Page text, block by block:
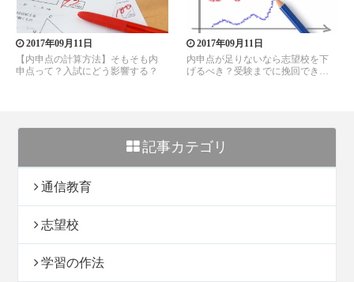
2017年09月11日
【内申点の計算方法】そもそも内
申点って？入試にどう影響する？
2017年09月11日
内申点が足りないなら志望校を下
げるべき？受験までに挽回できな
記事カテゴリ
通信教育
志望校
学習の作法